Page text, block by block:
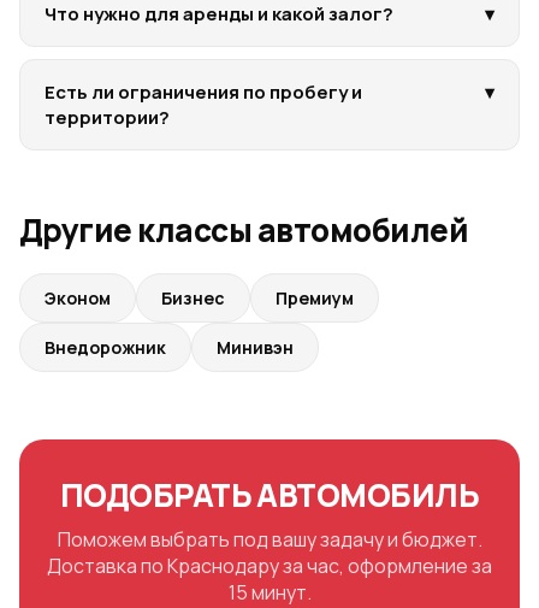
Что нужно для аренды и какой залог? ▾
Есть ли ограничения по пробегу и
территории?
▾
Другие классы автомобилей
Эконом Бизнес Премиум
Внедорожник Минивэн
ПОДОБРАТЬ АВТОМОБИЛЬ
Поможем выбрать под вашу задачу и бюджет.
Доставка по Краснодару за час, оформление за
15 минут.